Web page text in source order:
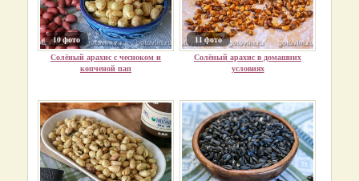
10 фото
Солёный арахис с чесноком и
копченой пап
11 фото
Солёный арахис в домашних
условиях